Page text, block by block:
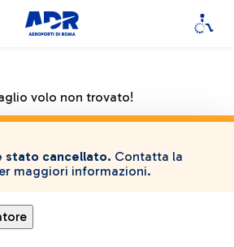
volo non trovato!
stato cancellato. Contatta la
maggiori informazioni.